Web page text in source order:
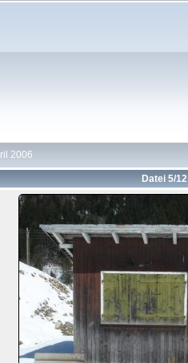
2006
Datei 5/12